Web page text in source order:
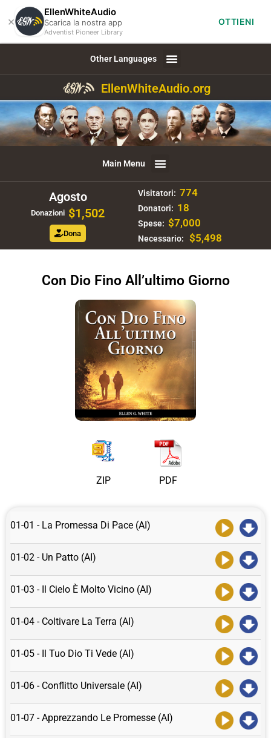
×
EllenWhiteAudio
Scarica la nostra app
Adventist Pioneer Library
OTTIENI
Other Languages
EllenWhiteAudio.org
Main Menu
Agosto
Donazioni $1,502
Dona
Visitatori: 774
Donatori: 18
Spese: $7,000
Necessario: $5,498
Con Dio Fino All’ultimo Giorno
ZIP PDF
01-01 - La Promessa Di Pace (AI)
01-02 - Un Patto (AI)
01-03 - Il Cielo È Molto Vicino (AI)
01-04 - Coltivare La Terra (AI)
01-05 - Il Tuo Dio Ti Vede (AI)
01-06 - Conflitto Universale (AI)
01-07 - Apprezzando Le Promesse (AI)